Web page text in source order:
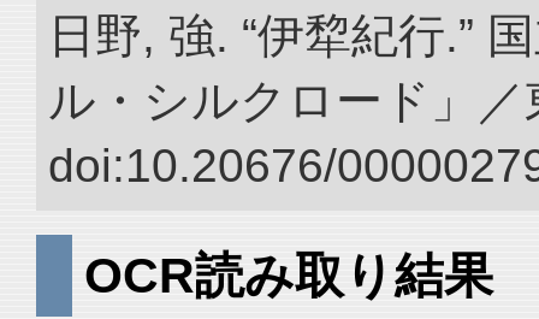
日野, 強. “伊犂紀行.”
ル・シルクロード」／
doi:10.20676/
OCR読み取り結果